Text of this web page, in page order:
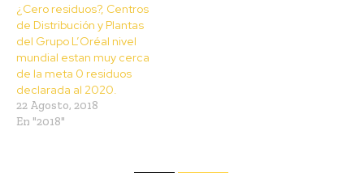
¿Cero residuos?, Centros
de Distribución y Plantas
del Grupo L’Oréal nivel
mundial estan muy cerca
de la meta 0 residuos
declarada al 2020.
22 Agosto, 2018
En "2018"